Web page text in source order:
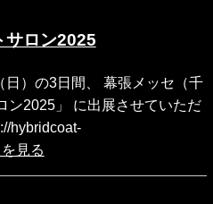
サロン2025
）の3日間、 幕張メッセ（千
ン2025」 に出展させていただ
hybridcoat-
見る